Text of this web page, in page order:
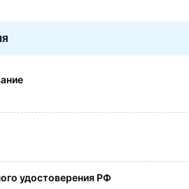
удостоверения РФ